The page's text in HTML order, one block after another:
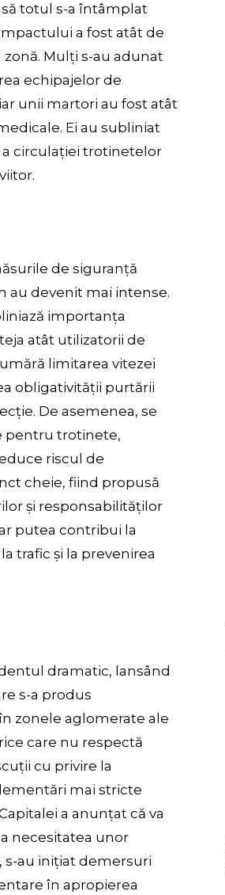
totul s-a întâmplat
a fost atât de
Mulți s-au adunat
echipajelor de
unii martori au fost atât
Ei au subliniat
circulației trotinetelor
de siguranță
devenit mai intense.
importanța
atât utilizatorii de
limitarea vitezei
obligativității purtării
De asemenea, se
pentru trotinete,
riscul de
cheie, fiind propusă
și responsabilităților
putea contribui la
trafic și la prevenirea
dramatic, lansând
s-a produs
zonele aglomerate ale
care nu respectă
cu privire la
mai stricte
a anunțat că va
necesitatea unor
au inițiat demersuri
în apropierea